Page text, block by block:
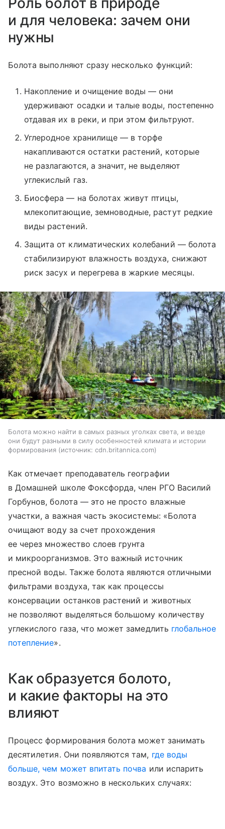
и для человека: зачем они
нужны
Болота выполняют сразу несколько функций:
Накопление и очищение воды — они
удерживают осадки и талые воды, постепенно
отдавая их в реки, и при этом фильтруют.
Углеродное хранилище — в торфе
накапливаются остатки растений, которые
не разлагаются, а значит, не выделяют
углекислый газ.
Биосфера — на болотах живут птицы,
млекопитающие, земноводные, растут редкие
виды растений.
Защита от климатических колебаний — болота
стабилизируют влажность воздуха, снижают
риск засух и перегрева в жаркие месяцы.
Болота можно найти в самых разных уголках света, и везде
они будут разными в силу особенностей климата и истории
формирования
источник: cdn.britannica.com
Как отмечает преподаватель географии
в Домашней школе Фоксфорда, член РГО Василий
Горбунов, болота — это не просто влажные
участки, а важная часть экосистемы: «Болота
очищают воду за счет прохождения
ее через множество слоев грунта
и микроорганизмов. Это важный источник
пресной воды. Также болота являются отличными
фильтрами воздуха, так как процессы
консервации останков растений и животных
не позволяют выделяться большому количеству
углекислого газа, что может замедлить глобальное
потепление».
Как образуется болото,
и какие факторы на это
влияют
Процесс формирования болота может занимать
десятилетия. Они появляются там, где воды
больше, чем может впитать почва или испарить
воздух. Это возможно в нескольких случаях: